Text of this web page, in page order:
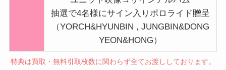
抽選で4名様にサイン入りポロライド贈呈
（YORCH&HYUNBIN , JUNGBIN&DONG
YEON&HONG）
特典は買取・無料引取枚数に関わらず全てお渡ししております。